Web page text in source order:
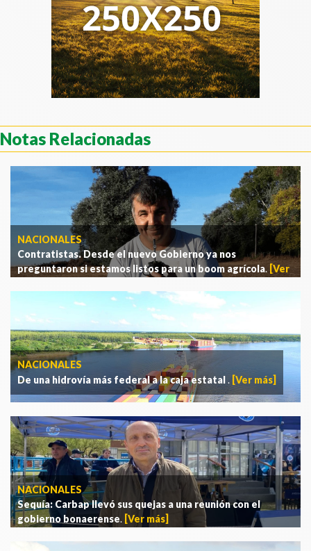
Notas Relacionadas
NACIONALES
Contratistas. Desde el nuevo Gobierno ya nos
preguntaron si estamos listos para un boom agrícola. [Ver
NACIONALES
De una hidrovía más federal a la caja estatal. [Ver más]
NACIONALES
Sequía: Carbap llevó sus quejas a una reunión con el
gobierno bonaerense. [Ver más]